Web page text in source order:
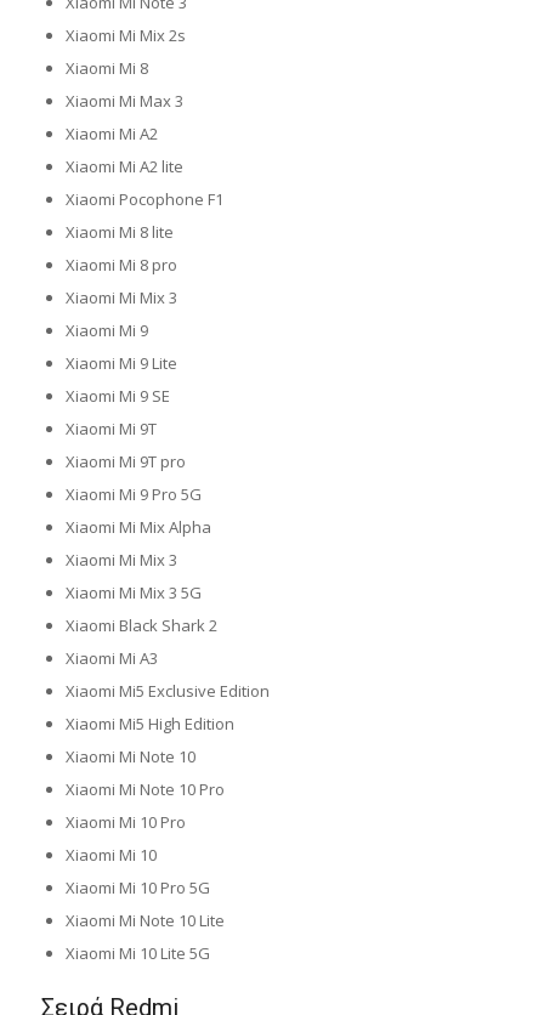
Xiaomi Mi Mix 2s
Xiaomi Mi 8
Xiaomi Mi Max 3
Xiaomi Mi A2
Xiaomi Mi A2 lite
Xiaomi Pocophone F1
Xiaomi Mi 8 lite
Xiaomi Mi 8 pro
Xiaomi Mi Mix 3
Xiaomi Mi 9
Xiaomi Mi 9 Lite
Xiaomi Mi 9 SE
Xiaomi Mi 9T
Xiaomi Mi 9T pro
Xiaomi Mi 9 Pro 5G
Xiaomi Mi Mix Alpha
Xiaomi Mi Mix 3
Xiaomi Mi Mix 3 5G
Xiaomi Black Shark 2
Xiaomi Mi A3
Xiaomi Mi5 Exclusive Edition
Xiaomi Mi5 High Edition
Xiaomi Mi Note 10
Xiaomi Mi Note 10 Pro
Xiaomi Mi 10 Pro
Xiaomi Mi 10
Xiaomi Mi 10 Pro 5G
Xiaomi Mi Note 10 Lite
Xiaomi Mi 10 Lite 5G
Σειρά Redmi